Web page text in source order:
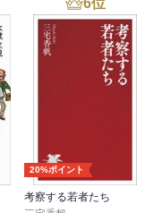
6位
20%ポイント
考察する若者たち